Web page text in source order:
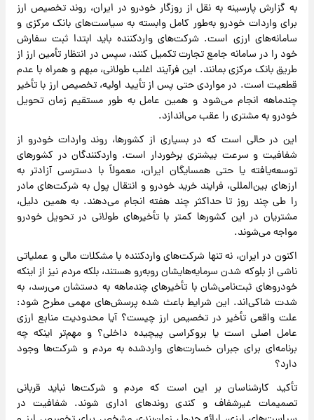
به گزارش پارسینه به نقل از روزگار خودرو در ایران، روند تخصیص ارز
برای واردات خودرو به‌طور کامل وابسته به سیاست‌های بانک مرکزی و
سامانه‌های ارزی است. شرکت‌های واردکننده باید ابتدا ثبت سفارش
خود را در سامانه جامع تجارت تکمیل کنند، سپس در انتظار تأمین ارز از
طریق بانک مرکزی بمانند. این فرآیند اغلب طولانی، مبهم و همراه با عدم
قطعیت است. در مواردی حتی پس از تأیید اولیه، تخصیص ارز با تأخیر
چندماهه انجام می‌شود و همین عامل به طور مستقیم زمان تحویل
خودرو به مشتری را عقب می‌اندازد.
این در حالی است که در بسیاری از کشورها، روند واردات خودرو از
شفافیت و سرعت بیشتری برخوردار است. واردکنندگان در کشورهای
توسعه‌یافته یا حتی همسایگان ایران، معمولاً با دسترسی آزادتر به
ارزهای بین‌المللی، فرایند خرید خودرو و انتقال پول به شرکت‌های مادر
را طی چند روز تا حداکثر چند هفته انجام می‌دهند. به همین دلیل،
مشتریان در این کشورها کمتر با تأخیرهای طولانی در تحویل خودرو
مواجه می‌شوند.
اکنون در ایران، نه تنها شرکت‌های واردکننده با مشکلات مالی و عملیاتی
ناشی از بلوکه شدن سرمایه‌هایشان روبه‌رو هستند، بلکه مردم نیز از اینکه
خودروهای ثبت‌نامی‌شان با تأخیرهای چندماهه به دستشان می‌رسد، به
شدت شاکی‌اند. این شرایط باعث شده پرسش‌های مهمی مطرح شود:
علت واقعی تأخیر در تخصیص ارز چیست؟ آیا محدودیت منابع ارزی
عامل اصلی است یا بروکراسی پیچیده داخلی؟ و مهم‌تر اینکه چه
برنامه‌ای برای جبران خسارت‌های واردشده به مردم و شرکت‌ها وجود
دارد؟
تأکید کارشناسان بر این است که مردم و شرکت‌ها نباید قربانی
تصمیمات غیرشفاف و کندی روندهای اداری شوند. شفافیت در